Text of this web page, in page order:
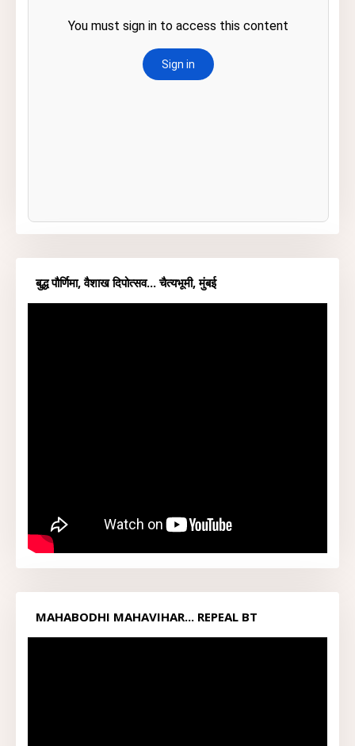
बुद्ध पौर्णिमा, वैशाख दिपोत्सव... चैत्यभूमी, मुंबई
MAHABODHI MAHAVIHAR... REPEAL BT
ACT1949...